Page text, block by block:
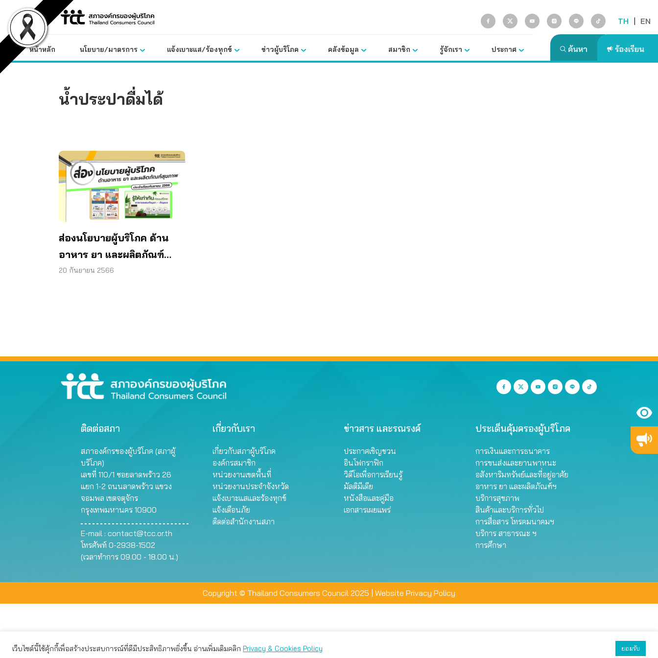
content
TH | EN
หน้าหลัก นโยบาย/มาตรการ แจ้งเบาะแส/ร้องทุกข์ ข่าวผู้บริโภค คลังข้อมูล สมาชิก รู้จักเรา ประกาศ
น้ำประปาดื่มได้
ส่องนโยบายผู้บริโภค ด้าน
อาหาร ยา และผลิตภัณฑ์
สุขภาพ ประจำเดือนกันยายน
20 กันยายน 2566
ติดต่อสภา
สภาองค์กรของผู้บริโภค (สภาผู้
บริโภค)
เลขที่ 110/1 ซอยลาดพร้าว 26
แยก 1-2 ถนนลาดพร้าว แขวง
จอมพล เขตจตุจักร
กรุงเทพมหานคร 10900
E-mail : contact@tcc.or.th
โทรศัพท์ 0-2938-1502
(เวลาทำการ 09.00 - 18.00 น.)
เกี่ยวกับเรา
เกี่ยวกับสภาผู้บริโภค
องค์กรสมาชิก
หน่วยงานเขตพื้นที่
หน่วยงานประจำจังหวัด
แจ้งเบาะแสและร้องทุกข์
แจ้งเตือนภัย
ติดต่อสำนักงานสภา
ข่าวสาร และรณรงค์
ประกาศเชิญชวน
อินโฟกราฟิก
วิดีโอเพื่อการเรียนรู้
มัลติมีเดีย
หนังสือและคู่มือ
เอกสารเผยแพร่
ประเด็นคุ้มครองผู้บริโภค
การเงินและการธนาคาร
การขนส่งและยานพาหนะ
อสังหาริมทรัพย์และที่อยู่อาศัย
อาหาร ยา และผลิตภัณฑ์ฯ
บริการสุขภาพ
สินค้าและบริการทั่วไป
การสื่อสาร โทรคมนาคมฯ
บริการ สาธารณะ ฯ
การศึกษา
Copyright © Thailand Consumers Council 2025 | Website Privacy Policy
เว็บไซต์นี้ใช้คุ้กกี้เพื่อสร้างประสบการณ์ที่ดีมีประสิทธิภาพยิ่งขึ้น อ่านเพิ่มเติมคลิก Privacy & Cookies Policy ยอมรับ
เว็บไซต์นี้ใช้คุกกี้เพื่อมอบประสบการณ์การใช้งานที่ดีให้แก่ท่าน คุณสามารถเลือกตั้งค่าความเป็นส่วนตัวได้